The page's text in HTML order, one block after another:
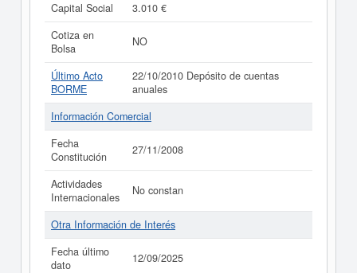
Capital Social
3.010 €
Cotiza en
Bolsa
NO
Último Acto
BORME
22/10/2010 Depósito de cuentas
anuales
Información Comercial
Fecha
Constitución
27/11/2008
Actividades
Internacionales
No constan
Otra Información de Interés
Fecha último
dato
12/09/2025